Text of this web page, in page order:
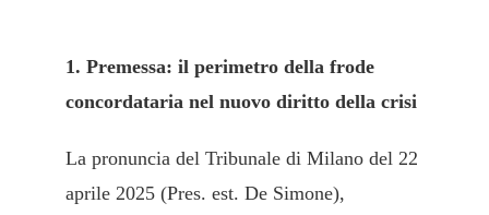
1. Premessa: il perimetro della frode
concordataria nel nuovo diritto della crisi
La pronuncia del Tribunale di Milano del 22
aprile 2025 (Pres. est. De Simone),